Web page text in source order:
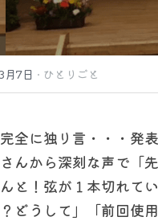
7日 · ひとりごと
全に独り言・・・発
んから深刻な声で「
と！弦が１本切れて
？どうして」「前回